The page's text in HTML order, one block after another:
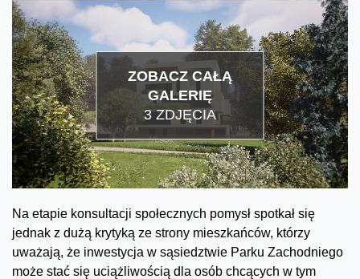
ZOBACZ CAŁĄ
GALERIĘ
3 ZDJĘCIA
Na etapie konsultacji społecznych pomysł spotkał się
jednak z dużą krytyką ze strony mieszkańców, którzy
uważają, że inwestycja w sąsiedztwie Parku Zachodniego
może stać się uciążliwością dla osób chcących w tym